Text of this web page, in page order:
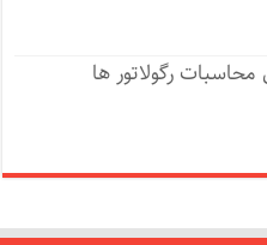
محاسبات رگولاتور ها